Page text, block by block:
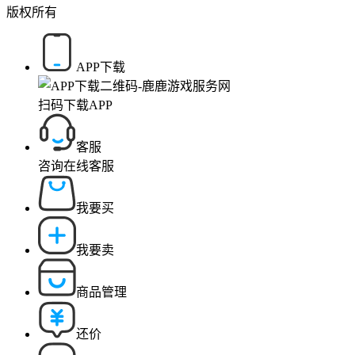
版权所有
APP下载
扫码下载APP
客服
咨询在线客服
我要买
我要卖
商品管理
还价